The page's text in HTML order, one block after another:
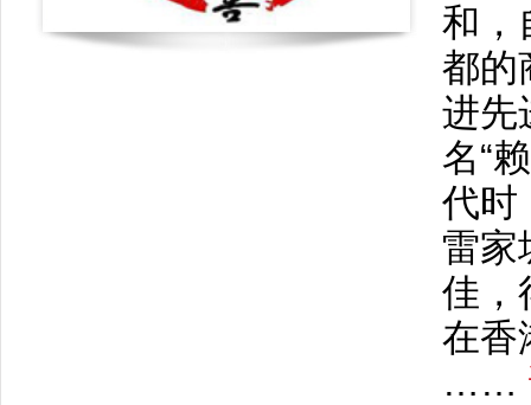
和，
都的
进先
名“
代时
雷家
佳，
在香
……